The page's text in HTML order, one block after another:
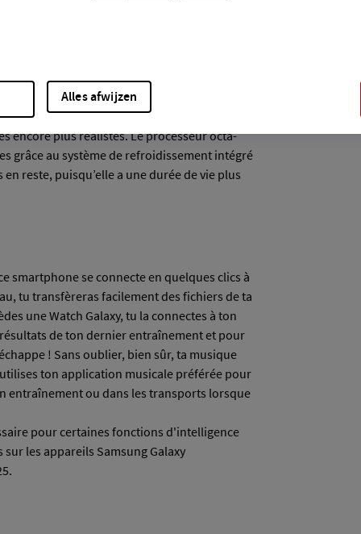
Galaxy S24 Ultra. Sur l’écran
de rafraîchissement de 120 Hz, les images
permet de profiter de couleurs riches et
prennent encore plus vie grâce au ray-
encore plus réalistes. Le processeur octa-
grâce au système de refroidissement intégré
reste, puisqu’elle a une durée de vie plus
smartphone se connecte en quelques clics à
tu transfèreras facilement des fichiers de ta
une Watch Galaxy, tu la connectes à ton
de ton dernier entraînement et pour
! Sans oublier, bien sûr, ta musique
ton application musicale préférée pour
entraînement ou dans les transports lorsque
pour certaines fonctions d'intelligence
les appareils Samsung Galaxy
Alles afwijzen